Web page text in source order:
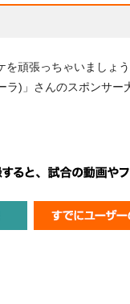
頑張っちゃいましょ
ラ)」さんのスポンサ